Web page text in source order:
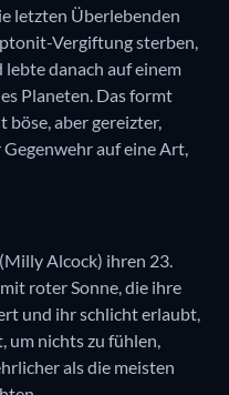
letzten Überlebenden
Vergiftung sterben,
danach auf einem
Planeten. Das formt
böse, aber gereizter,
auf eine Art,
Alcock) ihren 23.
roter Sonne, die ihre
und ihr schlicht erlaubt,
um nichts zu fühlen,
als die meisten